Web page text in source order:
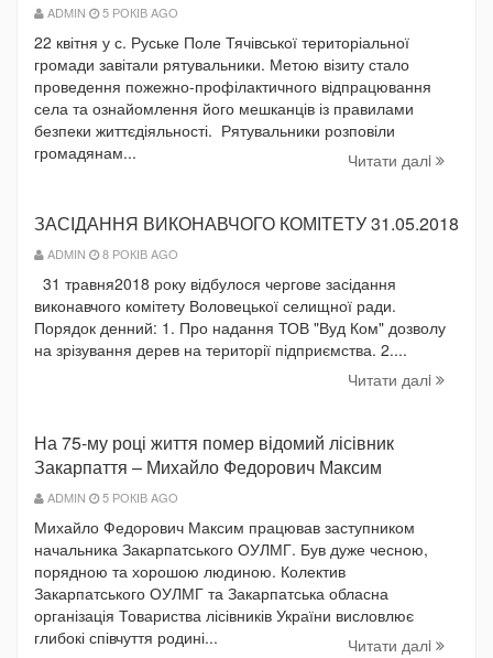
ADMIN 5 РОКІВ AGO
22 квітня у с. Руське Поле Тячівської територіальної
громади завітали рятувальники. Метою візиту стало
проведення пожежно-профілактичного відпрацювання
села та ознайомлення його мешканців із правилами
безпеки життєдіяльності. Рятувальники розповіли
громадянам...
Читати далi
ЗАСІДАННЯ ВИКОНАВЧОГО КОМІТЕТУ 31.05.2018
ADMIN 8 РОКІВ AGO
31 травня2018 року відбулося чергове засідання
виконавчого комітету Воловецької селищної ради.
Порядок денний: 1. Про надання ТОВ "Вуд Ком" дозволу
на зрізування дерев на території підприємства. 2....
Читати далi
На 75-му році життя помер відомий лісівник
Закарпаття – Михайло Федорович Максим
ADMIN 5 РОКІВ AGO
Михайло Федорович Максим працював заступником
начальника Закарпатського ОУЛМГ. Був дуже чесною,
порядною та хорошою людиною. Колектив
Закарпатського ОУЛМГ та Закарпатська обласна
організація Товариства лісівників України висловлює
глибокі співчуття родині...
Читати далi